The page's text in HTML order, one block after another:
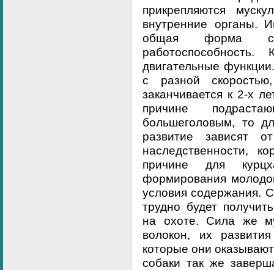
прикрепляются
внутренние органы.
общая форма
двигательные
с разной
заканчивается к 2-х
причине
большеголовым, то
развитие зависят
наследственности,
причине для
формирования
условия содержания.
трудно будет
на охоте. Сила же
волокон, их
которые они
собаки так же